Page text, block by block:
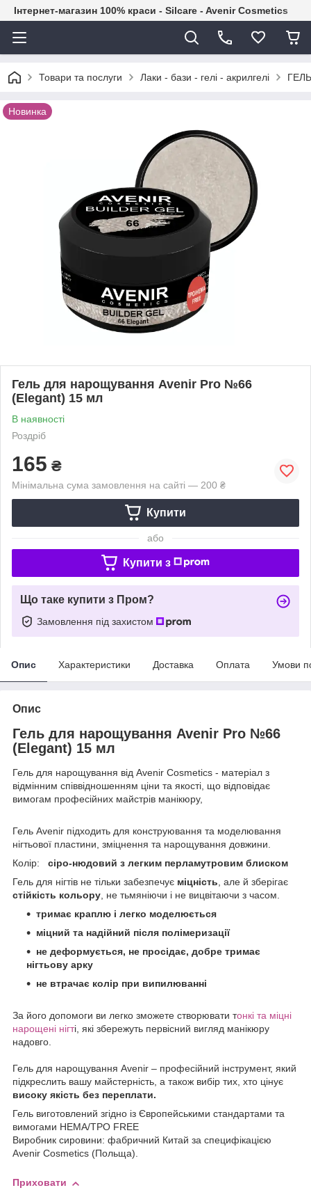
Інтернет-магазин 100% краси - Silcare - Avenir Cosmetics
Товари та послуги Лаки - бази - гелі - акрилгелі
Новинка
Гель для нарощування Avenir Pro №66
(Elegant) 15 мл
В наявності
Роздріб
165 ₴
Мінімальна сума замовлення на сайті — 200 ₴
Купити
або
Купити з
Що таке купити з Пром?
Замовлення під захистом
Опис Характеристики Доставка Оплата Умови
Опис
Гель для нарощування Avenir Pro №66
(Elegant) 15 мл
Гель для нарощування від Avenir Cosmetics - матеріал з
відмінним співвідношенням ціни та якості, що відповідає
вимогам професійних майстрів манікюру,
Гель Avenir підходить для конструювання та моделювання
нігтьової пластини, зміцнення та нарощування довжини.
Колір:
сіро-нюдовий з легким перламутровим блиском
Гель для нігтів не тільки забезпечує міцність, але й зберігає
стійкість кольору, не тьмяніючи і не вицвітаючи з часом.
тримає краплю і легко моделюється
міцний та надійний після полімеризації
не деформується, не просідає, добре тримає
нігтьову арку
не втрачає колір при випилюванні
За його допомоги ви легко зможете створювати тонкі та міцні
нарощені нігті, які збережуть первісний вигляд манікюру
надовго.
Гель для нарощування Avenir – професійний інструмент, який
підкреслить вашу майстерність, а також вибір тих, хто цінує
високу якість без переплати.
Гель виготовлений згідно із Європейськими стандартами та
вимогами HEMA/TPO FREE
Виробник сировини: фабричний Китай за специфікацією
Avenir Cosmetics (Польща).
Приховати